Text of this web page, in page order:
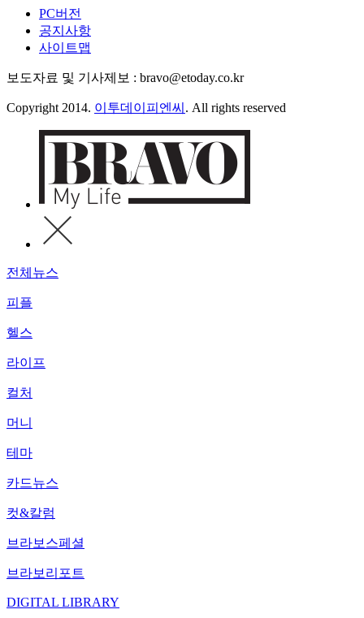
PC버전
공지사항
사이트맵
보도자료 및 기사제보 : bravo@etoday.co.kr
Copyright 2014. 이투데이피엔씨 . All rights reserved
전체뉴스
피플
헬스
라이프
컬처
머니
테마
카드뉴스
컷&칼럼
브라보스페셜
브라보리포트
DIGITAL LIBRARY